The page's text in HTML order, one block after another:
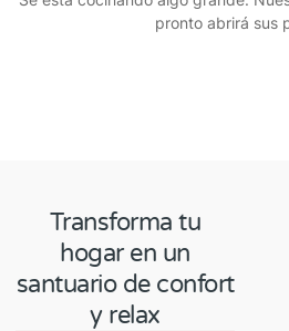
pronto abrirá sus
Transforma tu
hogar en un
santuario de confort
y relax